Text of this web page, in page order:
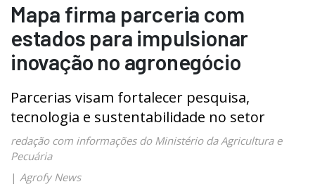
Mapa firma parceria com
estados para impulsionar
inovação no agronegócio
Parcerias visam fortalecer pesquisa,
tecnologia e sustentabilidade no setor
redação com informações do Ministério da Agricultura e
Pecuária
| Agrofy News